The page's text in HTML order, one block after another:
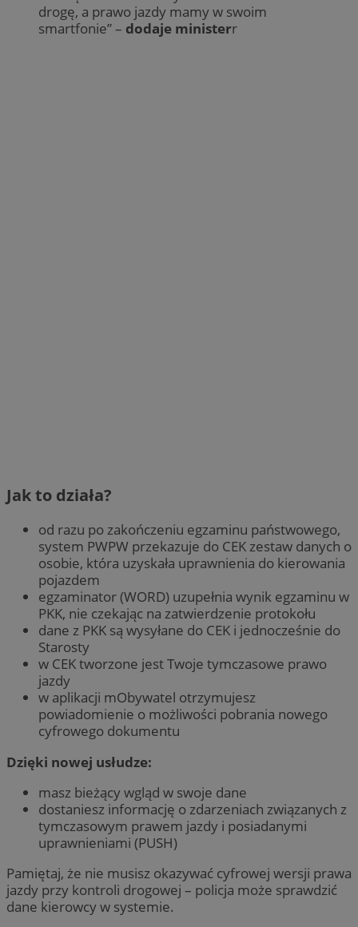
drogę, a prawo jazdy mamy w swoim
smartfonie” – dodaje ministerr
Jak to działa?
od razu po zakończeniu egzaminu państwowego,
system PWPW przekazuje do CEK zestaw danych o
osobie, która uzyskała uprawnienia do kierowania
pojazdem
egzaminator (WORD) uzupełnia wynik egzaminu w
PKK, nie czekając na zatwierdzenie protokołu
dane z PKK są wysyłane do CEK i jednocześnie do
Starosty
w CEK tworzone jest Twoje tymczasowe prawo
jazdy
w aplikacji mObywatel otrzymujesz
powiadomienie o możliwości pobrania nowego
cyfrowego dokumentu
Dzięki nowej usłudze:
masz bieżący wgląd w swoje dane
dostaniesz informację o zdarzeniach związanych z
tymczasowym prawem jazdy i posiadanymi
uprawnieniami (PUSH)
Pamiętaj, że nie musisz okazywać cyfrowej wersji prawa
jazdy przy kontroli drogowej – policja może sprawdzić
dane kierowcy w systemie.